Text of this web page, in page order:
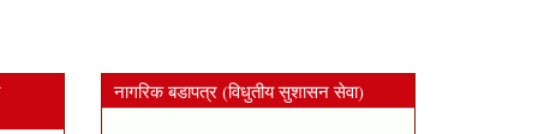
नागरिक बडापत्र (विधुतीय सुशासन सेवा)